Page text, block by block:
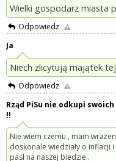
Wielki gospodarz miasta
Odpowiedz
Ja
Niech zlicytują majątek
Odpowiedz
Rząd PiSu nie odkupi
!!
Nie wiem czemu , mam
doskonale wiedziały o inflacji
pasł na naszej biedzie .